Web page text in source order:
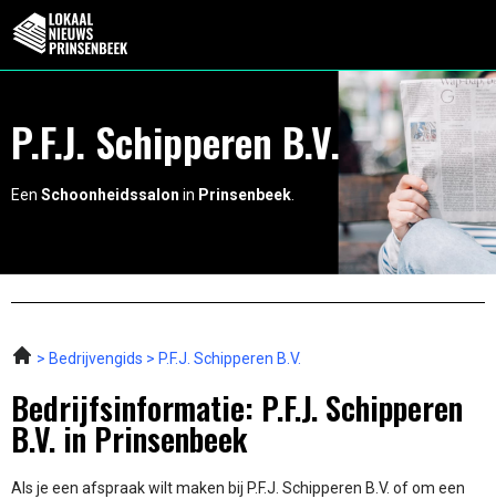
P.F.J. Schipperen B.V.
Een Schoonheidssalon in Prinsenbeek
Bedrijvengids P.F.J. Schipperen B.V.
Bedrijfsinformatie: P.F.J. Schipperen
B.V. in Prinsenbeek
Als je een afspraak wilt maken bij P.F.J. Schipperen B.V. of om een